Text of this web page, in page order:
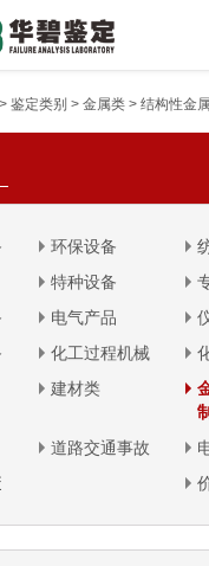
>鉴定类别 >金属类 >结构性金
环保设备
特种设备
电气产品
化工过程机械
建材类
道路交通事故